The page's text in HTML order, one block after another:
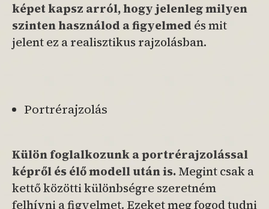
képet kapsz arról, hogy jelenleg milyen
szinten használod a figyelmed és mit
jelent ez a realisztikus rajzolásban.
Portrérajzolás
Külön foglalkozunk a portrérajzolással
képről és élő modell után is.Megint csak a
kettő közötti különbségre szeretném
felhívni a figyelmet. Ezeket meg fogod tudni